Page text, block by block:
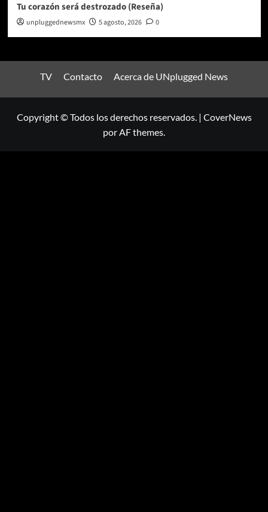
Tu corazón será destrozado (Reseña)
unpluggednewsmx 5 agosto, 2026 0
TV Contacto Acerca de UNplugged News
Copyright © Todos los derechos reservados. | CoverNews
por AF themes.